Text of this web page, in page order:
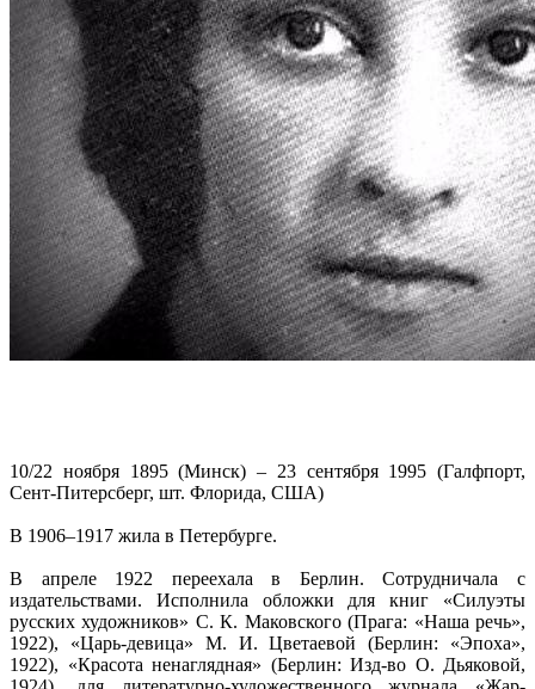
10/22 ноября 1895 (Минск) – 23 сентября 1995 (Галфпорт,
Сент-Питерсберг, шт. Флорида, США)
В 1906–1917 жила в Петербурге.
В апреле 1922 переехала в Берлин. Сотрудничала с
издательствами. Исполнила обложки для книг «Силуэты
русских художников» С. К. Маковского (Прага: «Наша речь»,
1922), «Царь-девица» М. И. Цветаевой (Берлин: «Эпоха»,
1922), «Красота ненаглядная» (Берлин: Изд-во О. Дьяковой,